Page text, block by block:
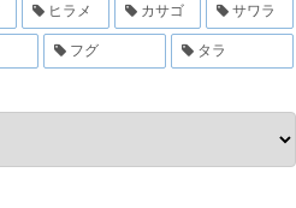
ヒラメ カサゴ サワラ
フグ タラ